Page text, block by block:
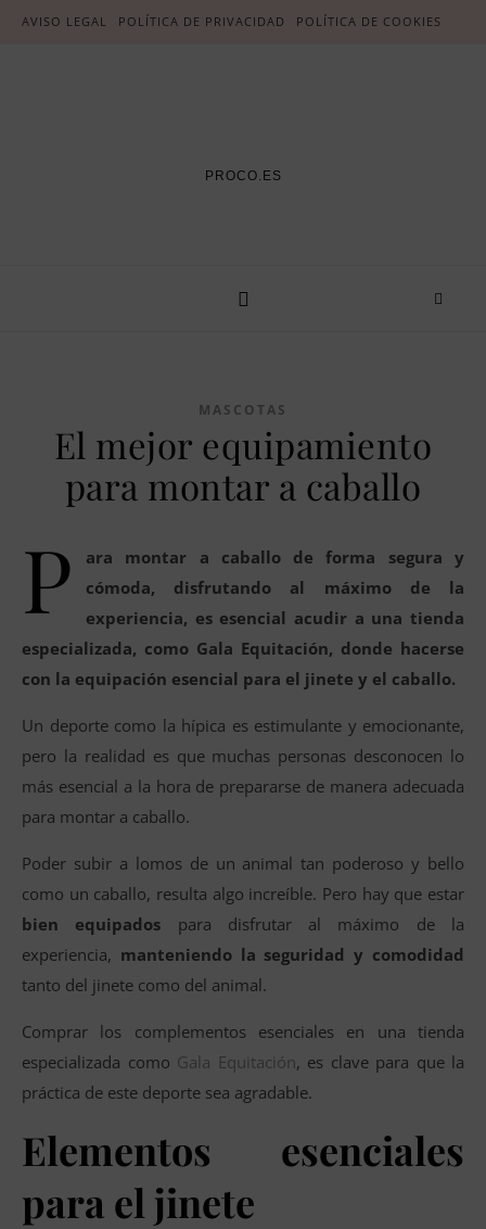
AVISO LEGAL POLÍTICA DE PRIVACIDAD POLÍTICA DE COOKIES
PROCO.ES
MASCOTAS
El mejor equipamiento
para montar a caballo
P
ara montar a caballo de forma segura y
cómoda, disfrutando al máximo de la
experiencia, es esencial acudir a una tienda
especializada, como Gala Equitación, donde hacerse
con la equipación esencial para el jinete y el caballo.
Un deporte como la hípica es estimulante y emocionante,
pero la realidad es que muchas personas desconocen lo
más esencial a la hora de prepararse de manera adecuada
para montar a caballo.
Poder subir a lomos de un animal tan poderoso y bello
como un caballo, resulta algo increíble. Pero hay que estar
bien equipados para disfrutar al máximo de la
experiencia, manteniendo la seguridad y comodidad
tanto del jinete como del animal.
Comprar los complementos esenciales en una tienda
especializada como Gala Equitación, es clave para que la
práctica de este deporte sea agradable.
Elementos esenciales
para el jinete